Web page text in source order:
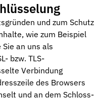
und zum Schutz
wie zum Beispiel
an uns als
bzw. TLS-
Verbindung
des Browsers
und an dem Schloss-